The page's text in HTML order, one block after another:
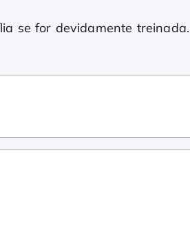
se for devidamente treinada.